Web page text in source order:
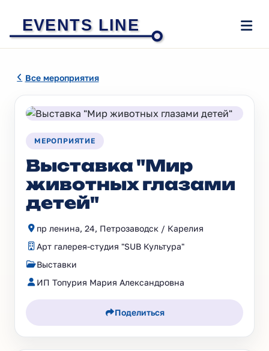
EVENTS LINE
Все мероприятия
МЕРОПРИЯТИЕ
Выставка "Мир
животных глазами
детей"
пр ленина, 24, Петрозаводск / Карелия
Арт галерея-студия "SUB Культура"
Выставки
ИП Топурия Мария Александровна
Поделиться